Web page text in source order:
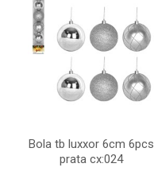
Bola tb luxxor 6cm 6pcs
prata cx:024